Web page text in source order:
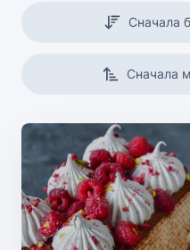
Сначала
Сначала